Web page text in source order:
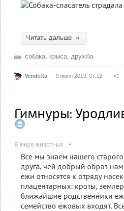
Читать дальше »
собака, крыса, дружба
Vendetta 9 июня 2019, 07:12
Гимнуры:
В мире животных
Все мы знаем нашего
друга, чей добрый образ
ежи относятся к отряду
плацентарных: кроты,
ближайшие родственники
семейство ежовых входят.